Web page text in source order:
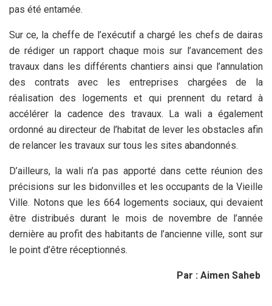
pas été entamée.
Sur ce, la cheffe de l’exécutif a chargé les chefs de dairas
de rédiger un rapport chaque mois sur l’avancement des
travaux dans les différents chantiers ainsi que l’annulation
des contrats avec les entreprises chargées de la
réalisation des logements et qui prennent du retard à
accélérer la cadence des travaux. La wali a également
ordonné au directeur de l’habitat de lever les obstacles afin
de relancer les travaux sur tous les sites abandonnés.
D’ailleurs, la wali n’a pas apporté dans cette réunion des
précisions sur les bidonvilles et les occupants de la Vieille
Ville. Notons que les 664 logements sociaux, qui devaient
être distribués durant le mois de novembre de l’année
dernière au profit des habitants de l’ancienne ville, sont sur
le point d’être réceptionnés.
Par : Aimen Saheb